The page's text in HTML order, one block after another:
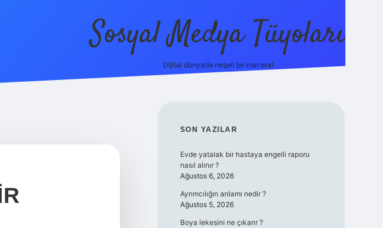
Sosyal Medya Tüyoları
Dijital dünyada neşeli bir macera!
SIDEBAR
SON YAZILAR
Evde yatalak bir hastaya engelli raporu
nasıl alınır ?
Ağustos 6, 2026
Ayrımcılığın anlamı nedir ?
Ağustos 5, 2026
Boya lekesini ne çıkarır ?